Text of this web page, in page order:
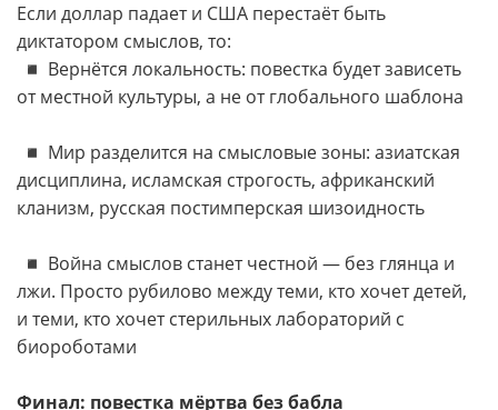
Если доллар падает и США перестаёт быть
диктатором смыслов, то:
◾️ Вернётся локальность: повестка будет зависеть
от местной культуры, а не от глобального шаблона
◾️ Мир разделится на смысловые зоны: азиатская
дисциплина, исламская строгость, африканский
кланизм, русская постимперская шизоидность
◾️ Война смыслов станет честной — без глянца и
лжи. Просто рубилово между теми, кто хочет детей,
и теми, кто хочет стерильных лабораторий с
биороботами
Финал: повестка мёртва без бабла